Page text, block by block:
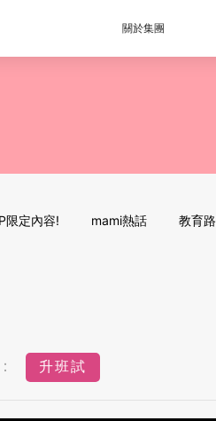
關於集團
限定內容! mami熱話 教育路
升班試